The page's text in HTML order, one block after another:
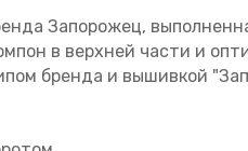
Запорожец,
в верхней части и
бренда и вышивкой